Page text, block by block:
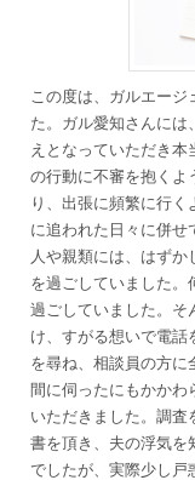
この度は、ガルエー
た。ガル愛知さんには
えとなっていただき
の行動に不審を抱くよ
り、出張に頻繁に行
に追われた日々に併せ
人や親類には、はず
を過ごしていました。
過ごしていました。そ
け、すがる想いで電話
を尋ね、相談員の方に
間に伺ったにもかかわ
いただきました。調査
書を頂き、夫の浮気を
でしたが、実際少し戸